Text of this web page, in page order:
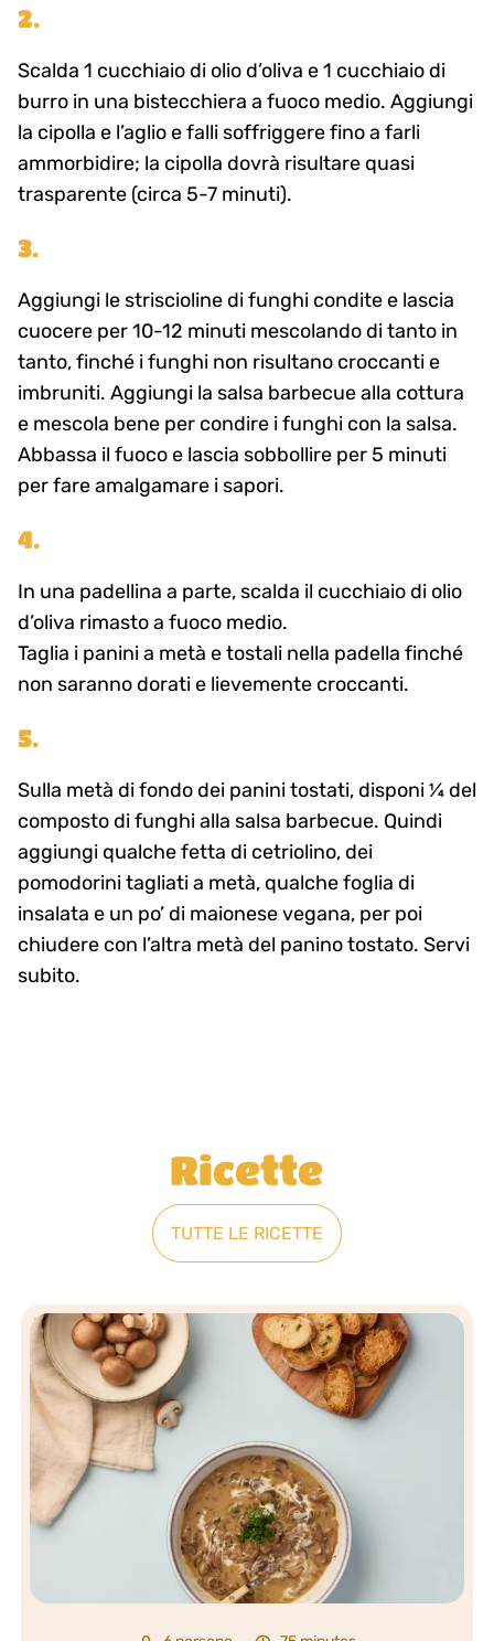
2.
Scalda 1 cucchiaio di olio d’oliva e 1 cucchiaio di
burro in una bistecchiera a fuoco medio. Aggiungi
la cipolla e l’aglio e falli soffriggere fino a farli
ammorbidire; la cipolla dovrà risultare quasi
trasparente (circa 5-7 minuti).
3.
Aggiungi le striscioline di funghi condite e lascia
cuocere per 10-12 minuti mescolando di tanto in
tanto, finché i funghi non risultano croccanti e
imbruniti. Aggiungi la salsa barbecue alla cottura
e mescola bene per condire i funghi con la salsa.
Abbassa il fuoco e lascia sobbollire per 5 minuti
per fare amalgamare i sapori.
4.
In una padellina a parte, scalda il cucchiaio di olio
d’oliva rimasto a fuoco medio.
Taglia i panini a metà e tostali nella padella finché
non saranno dorati e lievemente croccanti.
5.
Sulla metà di fondo dei panini tostati, disponi ¼ del
composto di funghi alla salsa barbecue. Quindi
aggiungi qualche fetta di cetriolino, dei
pomodorini tagliati a metà, qualche foglia di
insalata e un po’ di maionese vegana, per poi
chiudere con l’altra metà del panino tostato. Servi
subito.
Ricette
TUTTE LE RICETTE